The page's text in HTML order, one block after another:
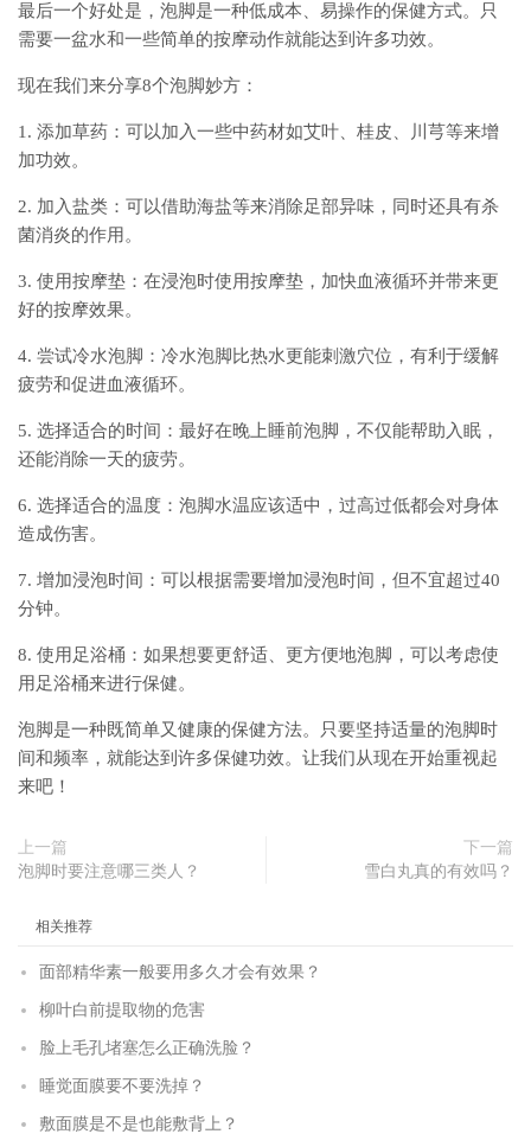
最后一个好处是，泡脚是一种低成本、易操作的保健方式。只
需要一盆水和一些简单的按摩动作就能达到许多功效。
现在我们来分享8个泡脚妙方：
1. 添加草药：可以加入一些中药材如艾叶、桂皮、川芎等来增
加功效。
2. 加入盐类：可以借助海盐等来消除足部异味，同时还具有杀
菌消炎的作用。
3. 使用按摩垫：在浸泡时使用按摩垫，加快血液循环并带来更
好的按摩效果。
4. 尝试冷水泡脚：冷水泡脚比热水更能刺激穴位，有利于缓解
疲劳和促进血液循环。
5. 选择适合的时间：最好在晚上睡前泡脚，不仅能帮助入眠，
还能消除一天的疲劳。
6. 选择适合的温度：泡脚水温应该适中，过高过低都会对身体
造成伤害。
7. 增加浸泡时间：可以根据需要增加浸泡时间，但不宜超过40
分钟。
8. 使用足浴桶：如果想要更舒适、更方便地泡脚，可以考虑使
用足浴桶来进行保健。
泡脚是一种既简单又健康的保健方法。只要坚持适量的泡脚时
间和频率，就能达到许多保健功效。让我们从现在开始重视起
来吧！
上一篇
泡脚时要注意哪三类人？
下一篇
雪白丸真的有效吗？
相关推荐
面部精华素一般要用多久才会有效果？
柳叶白前提取物的危害
脸上毛孔堵塞怎么正确洗脸？
睡觉面膜要不要洗掉？
敷面膜是不是也能敷背上？